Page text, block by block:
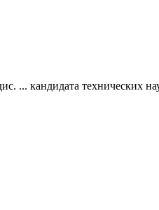
... кандидата технических